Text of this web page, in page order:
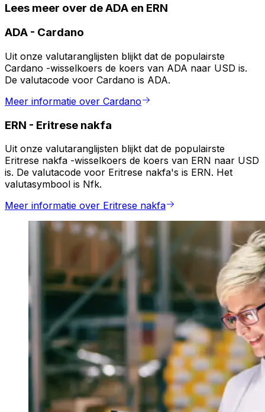
Lees meer over de ADA en ERN
ADA - Cardano
Uit onze valutaranglijsten blijkt dat de populairste
Cardano -wisselkoers de koers van ADA naar USD is.
De valutacode voor Cardano is ADA.
Meer informatie over Cardano
ERN - Eritrese nakfa
Uit onze valutaranglijsten blijkt dat de populairste
Eritrese nakfa -wisselkoers de koers van ERN naar USD
is. De valutacode voor Eritrese nakfa's is ERN. Het
valutasymbool is Nfk.
Meer informatie over Eritrese nakfa